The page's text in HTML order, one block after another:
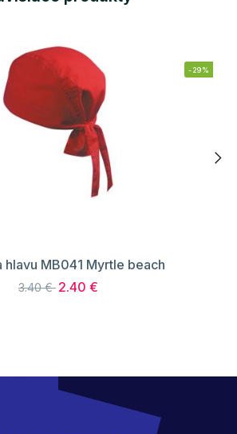
-29%
hlavu MB041 Myrtle beach
3.40 € 2.40 €